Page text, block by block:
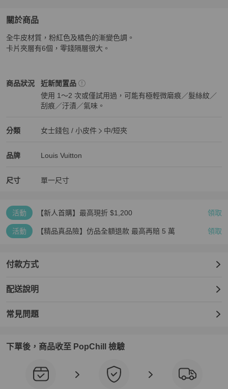
關於商品
關於LV Lou短夾 近全新商品詳情與購買須知
全牛皮材質，粉紅色及橘色的漸變色調。
卡片夾層有6個，零錢隔層很大。
商品狀況
Louis Vuitton女士錢包 / 小皮件
近新閒置品
使用 1～2 次或僅試用過，可能有極輕微磨痕／髮絲紋／
刮痕／汙漬／氣味。
分類
Louis Vuitton女士錢包 / 小皮件 分類資訊
女士錢包 / 小皮件
中/短夾
品牌
Louis Vuitton精品女士錢包 / 小皮件
Louis Vuitton
Louis Vuitton推薦清單
尺寸 單一尺寸
活動 【新人首購】最高現折 $1,200 領取
活動 【精品真品險】仿品全額退款 最高再賠 5 萬 領取
付款方式
配送說明
常見問題
下單後，商品收至 PopChill 檢驗